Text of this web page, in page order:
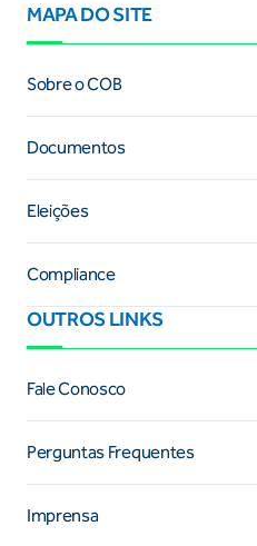
MAPA DO SITE
Sobre o COB
Documentos
Eleições
Compliance
OUTROS LINKS
Fale Conosco
Perguntas Frequentes
Imprensa